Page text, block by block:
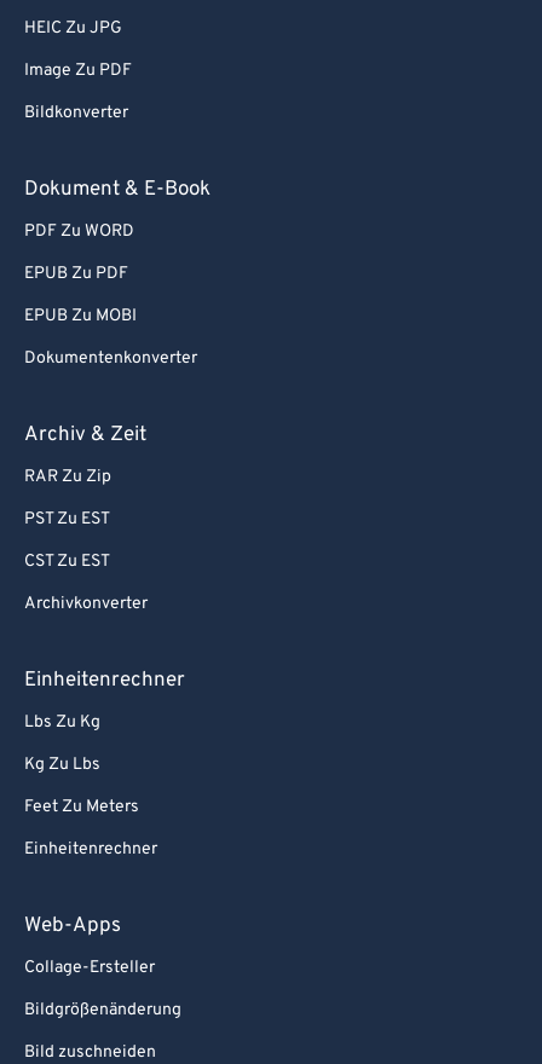
HEIC Zu JPG
Image Zu PDF
Bildkonverter
Dokument & E-Book
PDF Zu WORD
EPUB Zu PDF
EPUB Zu MOBI
Dokumentenkonverter
Archiv & Zeit
RAR Zu Zip
PST Zu EST
CST Zu EST
Archivkonverter
Einheitenrechner
Lbs Zu Kg
Kg Zu Lbs
Feet Zu Meters
Einheitenrechner
Web-Apps
Collage-Ersteller
Bildgrößenänderung
Bild zuschneiden